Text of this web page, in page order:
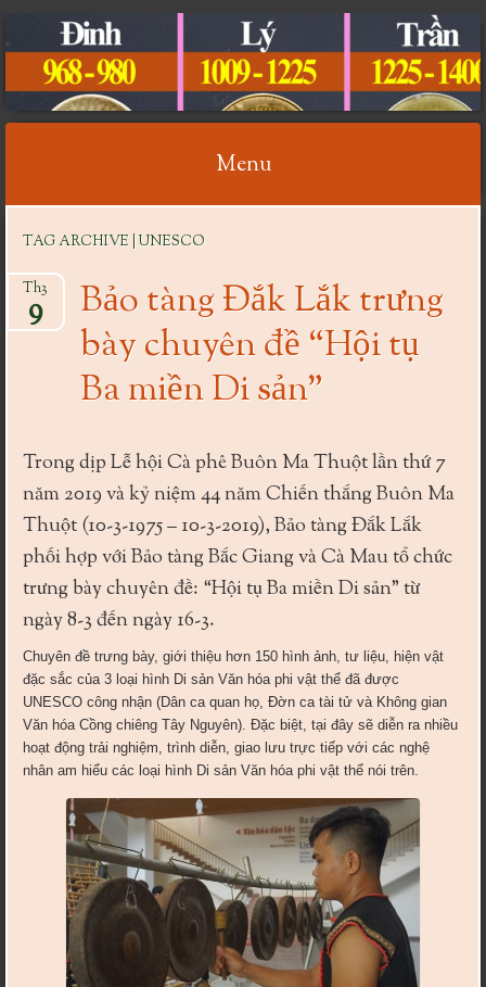
CỔ VẬT VIỆT NAM
Menu
content
TAG ARCHIVE | UNESCO
Bảo tàng Đắk Lắk trưng
bày chuyên đề “Hội tụ
Ba miền Di sản”
Th3
9
Trong dịp Lễ hội Cà phê Buôn Ma Thuột lần thứ 7
năm 2019 và kỷ niệm 44 năm Chiến thắng Buôn Ma
Thuột (10-3-1975 – 10-3-2019), Bảo tàng Đắk Lắk
phối hợp với Bảo tàng Bắc Giang và Cà Mau tổ chức
trưng bày chuyên đề: “Hội tụ Ba miền Di sản” từ
ngày 8-3 đến ngày 16-3.
Chuyên đề trưng bày, giới thiệu hơn 150 hình ảnh, tư liệu, hiện vật
đặc sắc của 3 loại hình Di sản Văn hóa phi vật thể đã được
UNESCO công nhận (Dân ca quan họ, Đờn ca tài tử và Không gian
Văn hóa Cồng chiêng Tây Nguyên). Đặc biệt, tại đây sẽ diễn ra nhiều
hoạt động trải nghiệm, trình diễn, giao lưu trực tiếp với các nghệ
nhân am hiểu các loại hình Di sản Văn hóa phi vật thể nói trên.